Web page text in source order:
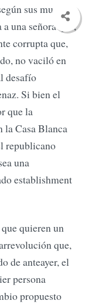
sus muchos
una señora que,
corrupta que,
no vaciló en
desafío
Si bien el
que la
Casa Blanca
republicano
una
establishment
quieren un
que,
de anteayer, el
persona
propuesto